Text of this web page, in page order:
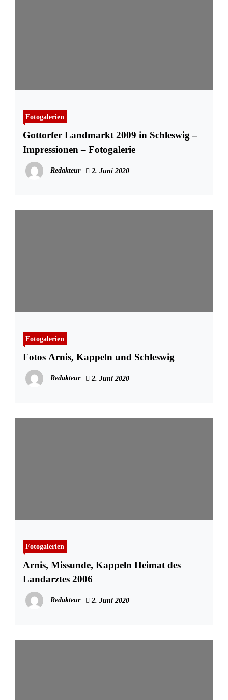
Fotogalerien
Gottorfer Landmarkt 2009 in Schleswig –
Impressionen – Fotogalerie
Redakteur 2. Juni 2020
Fotogalerien
Fotos Arnis, Kappeln und Schleswig
Redakteur 2. Juni 2020
Fotogalerien
Arnis, Missunde, Kappeln Heimat des
Landarztes 2006
Redakteur 2. Juni 2020